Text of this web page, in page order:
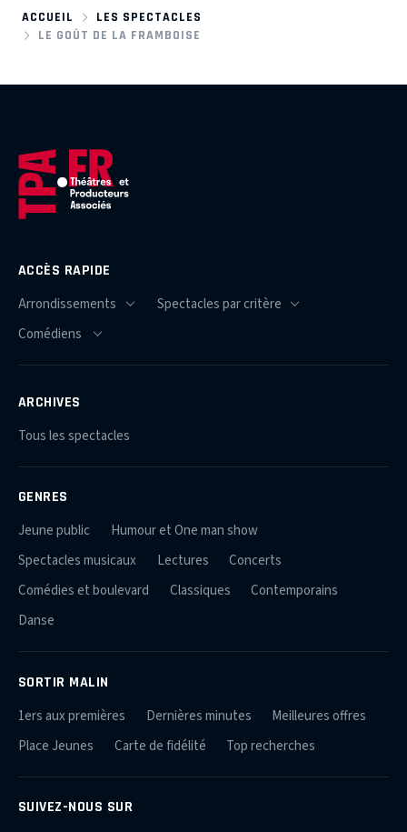
ACCUEIL
LES SPECTACLES
LE GOÛT DE LA FRAMBOISE
ACCÈS RAPIDE
ARCHIVES
Tous les spectacles
GENRES
Jeune public
Humour et One man show
Spectacles musicaux
Lectures
Concerts
Comédies et boulevard
Classiques
Contemporains
Danse
SORTIR MALIN
1ers aux premières Dernières minutes
Meilleures offres
Place Jeunes
Carte de fidélité Top recherches
SUIVEZ-NOUS SUR